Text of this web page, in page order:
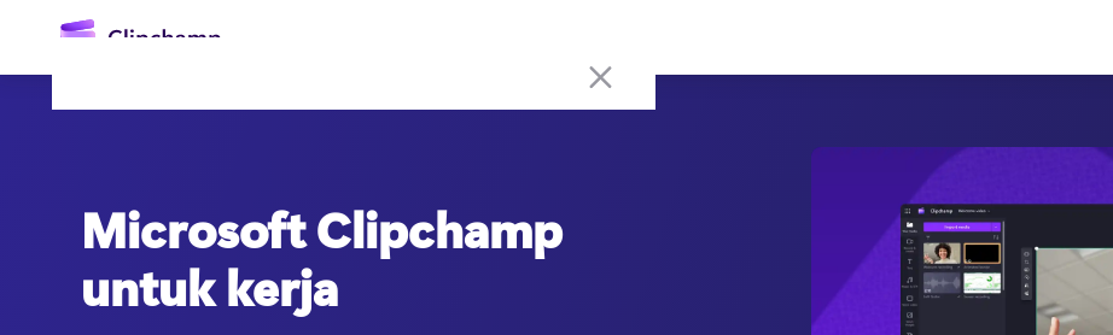
Microsoft Clipchamp
untuk kerja